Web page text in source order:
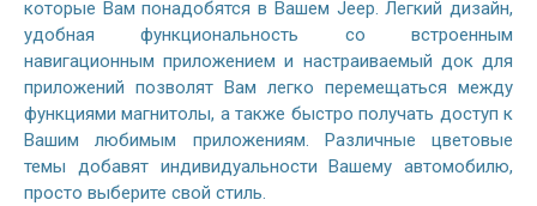
которые Вам понадобятся в Вашем Jeep. Легкий дизайн,
удобная функциональность со встроенным
навигационным приложением и настраиваемый док для
приложений позволят Вам легко перемещаться между
функциями магнитолы, а также быстро получать доступ к
Вашим любимым приложениям. Различные цветовые
темы добавят индивидуальности Вашему автомобилю,
просто выберите свой стиль.